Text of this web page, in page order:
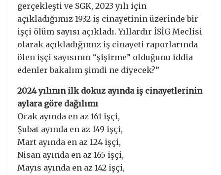
gerçekleşti ve SGK, 2023 yılı için
açıkladığımız 1932 iş cinayetinin üzerinde bir
işçi ölüm sayısı açıkladı. Yıllardır İSİG Meclisi
olarak açıkladığımız iş cinayeti raporlarında
ölen işçi sayısının “şişirme” olduğunu iddia
edenler bakalım şimdi ne diyecek?”
2024 yılının ilk dokuz ayında iş cinayetlerinin
aylara göre dağılımı
Ocak ayında en az 161 işçi,
Şubat ayında en az 149 işçi,
Mart ayında en az 124 işçi,
Nisan ayında en az 165 işçi,
Mayıs ayında en az 142 işçi,